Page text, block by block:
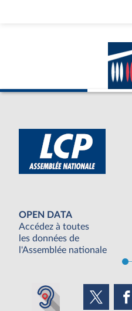
OPEN DATA
Accédez à toutes
les données de
l'Assemblée nationale